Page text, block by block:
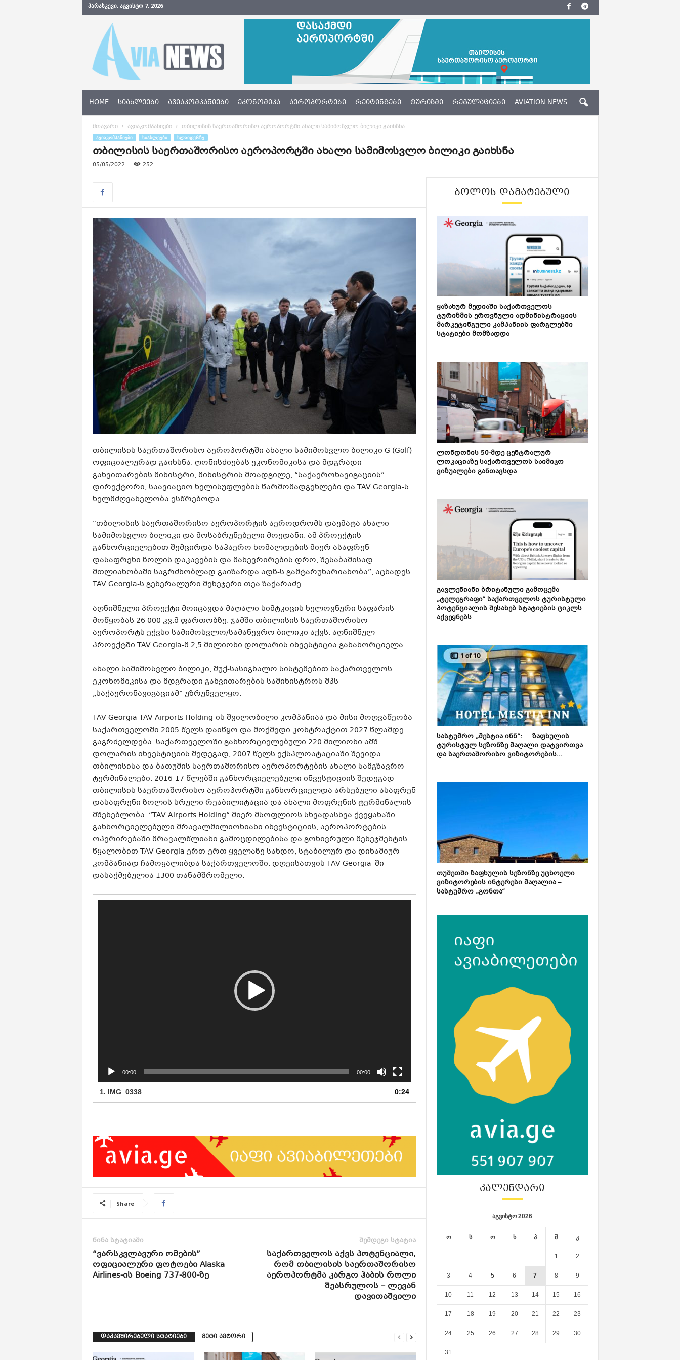
ᲞᲐᲠᲐᲡᲙᲔᲕᲘ, ᲐᲒᲕᲘᲡᲢᲝ 7, 2026
N
w
s
e
HOME ᲡᲘᲐᲮᲚᲔᲔᲑᲘ ᲐᲕᲘᲐᲙᲝᲛᲞᲐᲜᲘᲔᲑᲘ ᲔᲙᲝᲜᲝᲛᲘᲙᲐ ᲐᲔᲠᲝᲞᲝᲠᲢᲔᲑᲘ ᲠᲔᲘᲢᲘᲜᲒᲔᲑᲘ ᲢᲣᲠᲘᲖᲛᲘ ᲠᲔᲒᲣᲚᲐᲪᲘᲔᲑᲘ AVIATION NEWS
მთავარი ავიაკომპანიები თბილისის საერთაშორისო აეროპორტში ახალი სამიმოსვლო ბილიკი გაიხსნა
ᲐᲕᲘᲐᲙᲝᲛᲞᲐᲜᲘᲔᲑᲘ ᲡᲘᲐᲮᲚᲔᲔᲑᲘ ᲡᲚᲐᲘᲓᲔᲠᲖᲔ
თბილისის საერთაშორისო აეროპორტში ახალი სამიმოსვლო ბილიკი გაიხსნა
05/05/2022 252
თბილისის საერთაშორისო აეროპორტში ახალი სამიმოსვლო ბილიკი G (Golf)
ოფიციალურად გაიხსნა. ღონისძიებას ეკონომიკისა და მდგრადი
განვითარების მინისტრი, მინისტრის მოადგილე, “საქაერონავიგაციის”
დირექტორი, საავიაციო ხელისუფლების წარმომადგენლები და TAV Georgia-ს
ხელმძღვანელობა ესწრებოდა.
“თბილისის საერთაშორისო აეროპორტის აეროდრომს დაემატა ახალი
სამიმოსვლო ბილიკი და მოსაბრუნებელი მოედანი. ამ პროექტის
განხორციელებით შემცირდა საჰაერო ხომალდების მიერ ასაფრენ-
დასაფრენი ზოლის დაკავების და მანევრირების დრო, შესაბამისად
მთლიანობაში საგრძნობლად გაიზარდა ადზ-ს გამტარუნარიანობა”, აცხადეს
TAV Georgia-ს გენერალური მენეჯერი თეა ზაქარაძე.
აღნიშნული პროექტი მოიცავდა მაღალი სიმტკიცის ხელოვნური საფარის
მოწყობას 26 000 კვ.მ ფართობზე. ჯამში თბილისის საერთაშორისო
აეროპორტს ექვსი სამიმოსვლო/სამანევრო ბილიკი აქვს. აღნიშნულ
პროექტში TAV Georgia-მ 2,5 მილიონი დოლარის ინვესტიცია განახორციელა.
ახალი სამიმოსვლო ბილიკი, შუქ-სასიგნალო სისტემებით საქართველოს
ეკონომიკისა და მდგრადი განვითარების სამინისტროს შპს
„საქაერონავიგაციამ“ უზრუნველყო.
TAV Georgia TAV Airports Holding-ის შვილობილი კომპანიაა და მისი მოღვაწეობა
საქართველოში 2005 წელს დაიწყო და მოქმედი კონტრაქტით 2027 წლამდე
გაგრძელდება. საქართველოში განხორციელებული 220 მილიონი აშშ
დოლარის ინვესტიციის შედეგად, 2007 წელს ექსპლოატაციაში შევიდა
თბილისისა და ბათუმის საერთაშორისო აეროპორტების ახალი სამგზავრო
ტერმინალები. 2016-17 წლებში განხორციელებული ინვესტიციის შედეგად
თბილისის საერთაშორისო აეროპორტში განხორციელდა არსებული ასაფრენ
დასაფრენი ზოლის სრული რეაბილიტაცია და ახალი მოფრენის ტერმინალის
მშენებლობა. “TAV Airports Holding“ მიერ მსოფლიოს სხვადასხვა ქვეყანაში
განხორციელებული მრავალმილიონიანი ინვესტიციის, აეროპორტების
ოპერირებაში მრავალწლიანი გამოცდილებისა და გონივრული მენეჯმენტის
წყალობით TAV Georgia ერთ-ერთ ყველაზე სანდო, სტაბილურ და დინამიურ
კომპანიად ჩამოყალიბდა საქართველოში. დღეისათვის TAV Georgia–ში
დასაქმებულია 1300 თანამშრომელი.
00:00 00:00
1. IMG_0338 0:24
Share
წინა სტატიაში
“ვარსკვლავური ომების”
ოფიციალური ფოტოები Alaska
Airlines-ის Boeing 737-800-ზე
შემდეგი სტატია
საქართველოს აქვს პოტენციალი,
რომ თბილისის საერთაშორისო
აეროპორტმა კარგო ჰაბის როლი
შეასრულოს – ლევან
დავითაშვილი
დაკავშირებული სტატიები მეტი ავტორი
ᲑᲝᲚᲝᲡ ᲓᲐᲛᲐᲢᲔᲑᲣᲚᲘ
ყაზახურ მედიაში საქართველოს
ტურიზმის ეროვნული ადმინისტრაციის
მარკეტინგული კამპანიის ფარგლებში
სტატიები მომზადდა
ლონდონის 50-მდე ცენტრალურ
ლოკაციაზე საქართველოს საიმიჯო
ვიზუალები განთავსდა
გავლენიანი ბრიტანული გამოცემა
„ტელეგრაფი“ საქართველოს ტურისტული
პოტენციალის შესახებ სტატიების ციკლს
აქვეყნებს
სასტუმრო „მესტია ინნ“: ზაფხულის
ტურისტულ სეზონზე მაღალი დატვირთვა
და საერთაშორისო ვიზიტორების...
თუშეთში ზაფხულის სეზონზე უცხოელი
ვიზიტორების ინტერესი მაღალია –
სასტუმრო „გონთა“
ᲙᲐᲚᲔᲜᲓᲐᲠᲘ
აგვისტო 2026
ო ს ო ხ პ შ კ
1 2
3 4 5 6 7 8 9
10 11 12 13 14 15 16
17 18 19 20 21 22 23
24 25 26 27 28 29 30
31